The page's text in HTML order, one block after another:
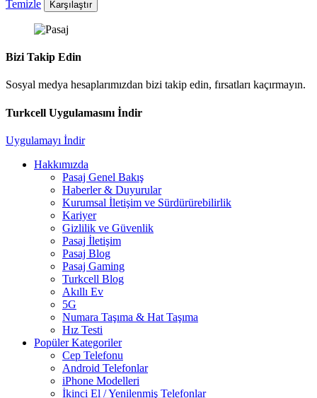
Temizle Karşılaştır
Bizi Takip Edin
Sosyal medya hesaplarımızdan bizi takip edin, fırsatları kaçırmayın.
Turkcell Uygulamasını İndir
Uygulamayı İndir
Hakkımızda
Pasaj Genel Bakış
Haberler & Duyurular
Kurumsal İletişim ve Sürdürürebilirlik
Kariyer
Gizlilik ve Güvenlik
Pasaj İletişim
Pasaj Blog
Pasaj Gaming
Turkcell Blog
Akıllı Ev
5G
Numara Taşıma & Hat Taşıma
Hız Testi
Popüler Kategoriler
Cep Telefonu
Android Telefonlar
iPhone Modelleri
İkinci El / Yenilenmiş Telefonlar